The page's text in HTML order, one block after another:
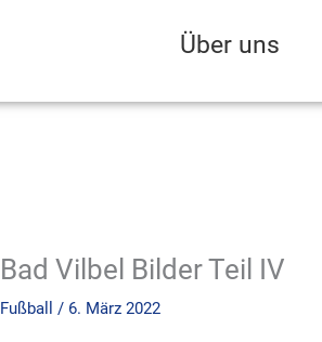
Über uns
Bad Vilbel Bilder Teil IV
Fußball / 6. März 2022